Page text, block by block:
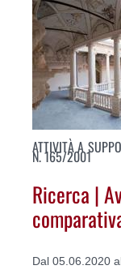
ATTIVITÀ A
N. 165/2001
Ricerca |
Dal 05.06.2020